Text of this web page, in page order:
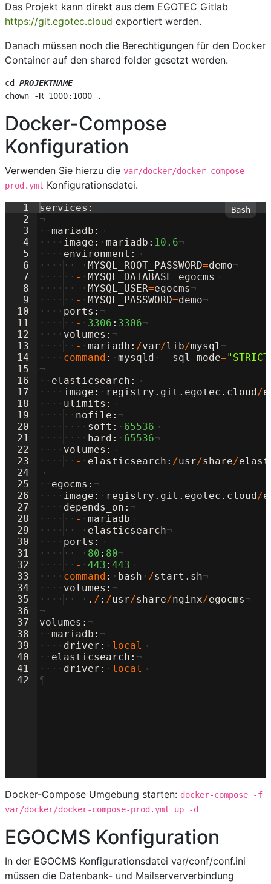
Das Projekt kann direkt aus dem EGOTEC Gitlab
https://git.egotec.cloud exportiert werden.
Danach müssen noch die Berechtigungen für den Docker
Container auf den shared folder gesetzt werden.
cd PROJEKTNAME
chown -R 1000:1000 .
Docker-Compose
Konfiguration
Verwenden Sie hierzu die var/docker/docker-compose-
prod.yml Konfigurationsdatei.
1
2
3
4
5
6
7
8
9
10
11
12
13
14
15
16
17
18
19
20
21
22
23
24
25
26
27
28
29
30
31
32
33
34
35
36
37
38
39
40
41
42
services :
¬
·· mariadb : ¬
···· image : · mariadb : 10.6¬
···· environment : ¬
···· ·· - · MYSQL_ROOT_PASSWORD=demo¬
···· ·· - · MYSQL_DATABASE=egocms¬
···· ·· - · MYSQL_USER=egocms¬
···· ·· - · MYSQL_PASSWORD=demo¬
···· ports : ¬
···· ·· - · 3306 : 3306¬
···· volumes : ¬
···· ·· - · mariadb : /var/lib/mysql¬
···· command : · mysqld · -- sql_mode="
¬
·· elasticsearch : ¬
···· image : · registry . git . egotec . cloud/
···· ulimits : ¬
···· ·· nofile : ¬
···· ···· soft : · 65536¬
···· ···· hard : · 65536¬
···· volumes : ¬
···· ·· - · elasticsearch : /usr/share/
¬
·· egocms : ¬
···· image : · registry . git . egotec . cloud/
···· depends_on : ¬
···· ·· - · mariadb¬
···· ·· - · elasticsearch¬
···· ports : ¬
···· ·· - · 80 : 80¬
···· ·· - · 443 : 443¬
···· command : · bash · /start . sh¬
···· volumes : ¬
···· ·· - · . / : /usr/share/nginx/egocms¬
¬
volumes : ¬
·· mariadb : ¬
···· driver : · local¬
·· elasticsearch : ¬
···· driver : · local¬
¶
Docker-Compose Umgebung starten: docker-compose -f
var/docker/docker-compose-prod.yml up -d
EGOCMS Konfiguration
In der EGOCMS Konfigurationsdatei var/conf/conf.ini
müssen die Datenbank- und Mailserververbindung